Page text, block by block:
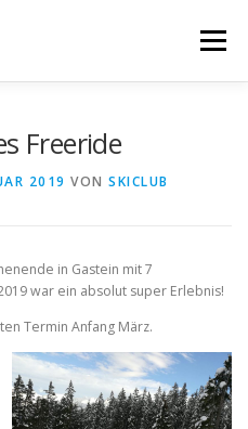
Menü
Freeride
2019 VON SKICLUB
in Gastein mit 7
war ein absolut super Erlebnis!
Termin Anfang März.